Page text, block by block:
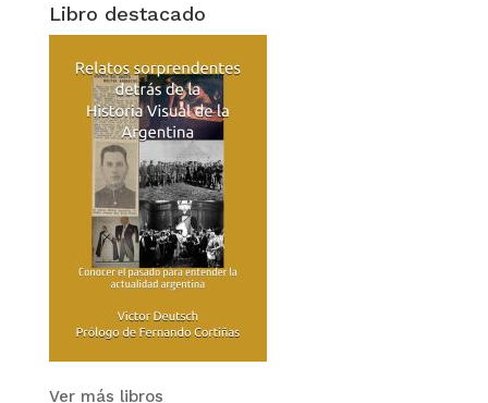
Libro destacado
Ver más libros